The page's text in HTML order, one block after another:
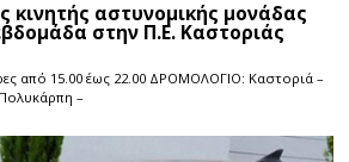
κινητής αστυνομικής μονάδας
στην Π.Ε. Καστοριάς
από 15.00 έως 22.00 ΔΡΟΜΟΛΟΓΙΟ: Καστοριά –
–